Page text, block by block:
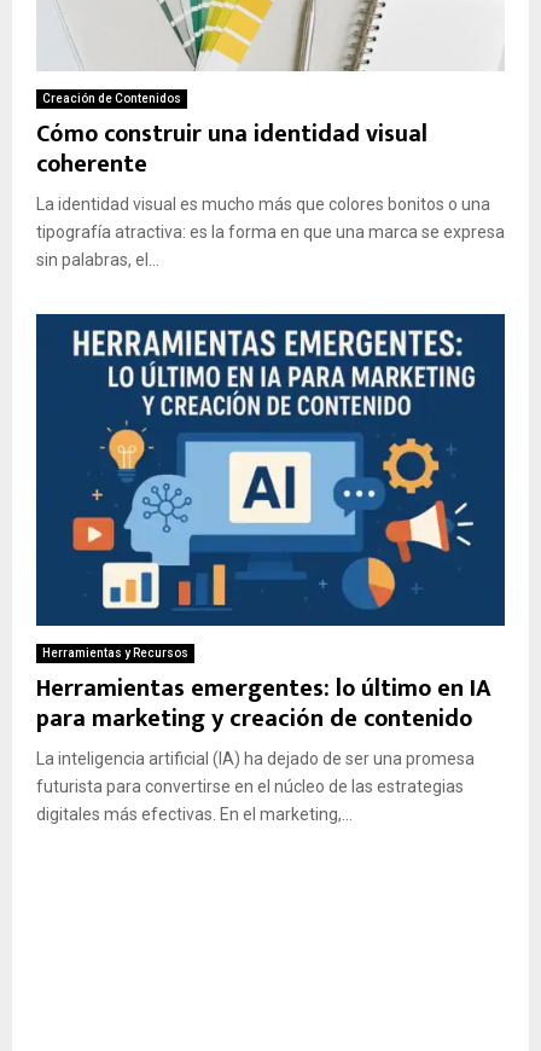
Creación de Contenidos
Cómo construir una identidad visual
coherente
La identidad visual es mucho más que colores bonitos o una
tipografía atractiva: es la forma en que una marca se expresa
sin palabras, el...
Herramientas y Recursos
Herramientas emergentes: lo último en IA
para marketing y creación de contenido
La inteligencia artificial (IA) ha dejado de ser una promesa
futurista para convertirse en el núcleo de las estrategias
digitales más efectivas. En el marketing,...